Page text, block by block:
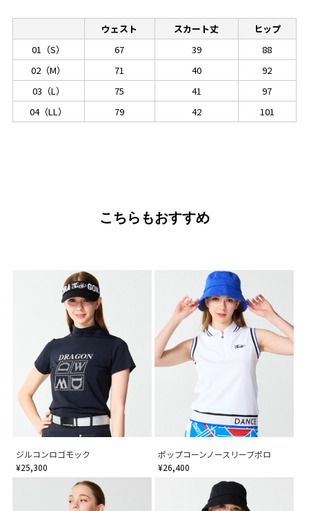
ウェスト スカート丈
ヒップ
01（S）
67 39
88
02（M）
71 40
92
03（L）
75 41
97
04（LL）
79 42 101
こちらもおすすめ
ジルコンロゴモック
¥25,300
ポップコーンノースリーブポロ
¥26,400